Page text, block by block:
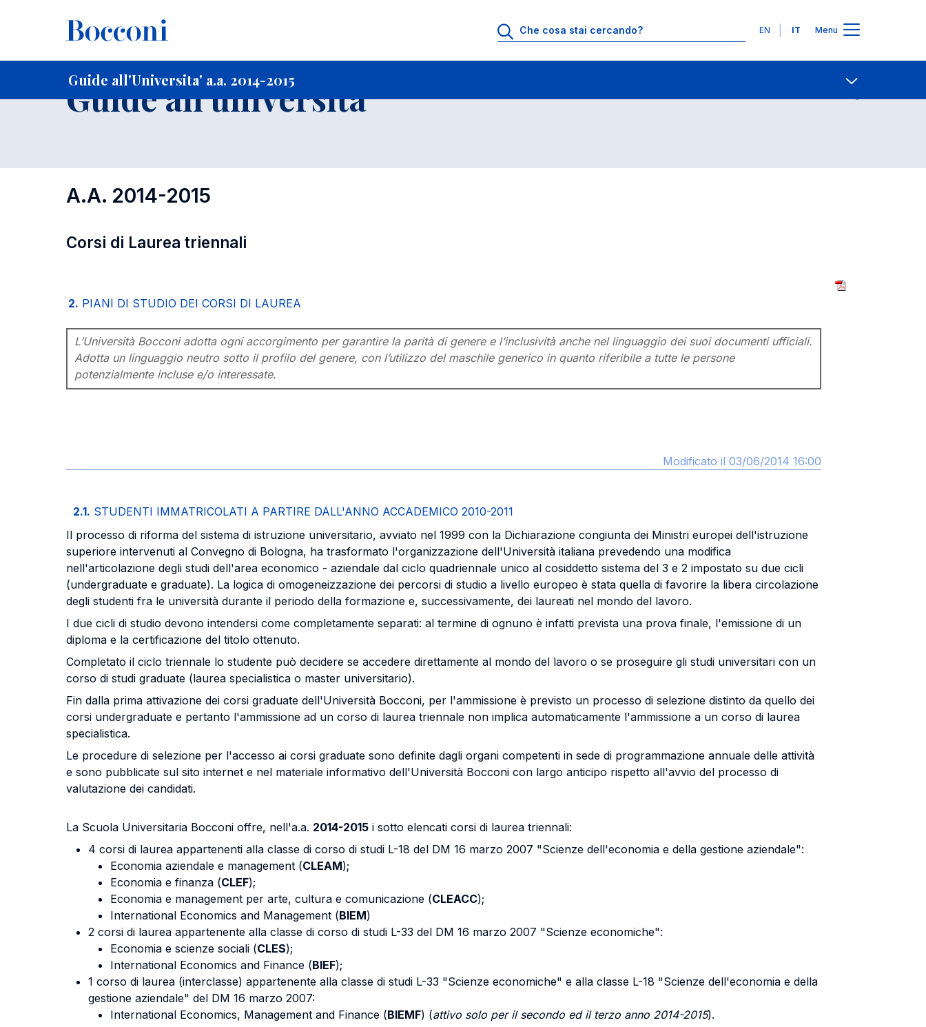
Lingue
EN IT Menu
Guide all'Universita' a.a. 2014-2015
Home Per studenti iscritti Corsi di Laurea triennali Contatti
Guide all'universita'
A.A. 2014-2015
Corsi di Laurea triennali
2. PIANI DI STUDIO DEI CORSI DI LAUREA
L’Università Bocconi adotta ogni accorgimento per garantire la parità di genere e l’inclusività anche nel linguaggio dei suoi documenti ufficiali.
Adotta un linguaggio neutro sotto il profilo del genere, con l’utilizzo del maschile generico in quanto riferibile a tutte le persone
potenzialmente incluse e/o interessate.
Modificato il 03/06/2014 16:00
2.1. STUDENTI IMMATRICOLATI A PARTIRE DALL'ANNO ACCADEMICO 2010-2011
Il processo di riforma del sistema di istruzione universitario, avviato nel 1999 con la Dichiarazione congiunta dei Ministri europei dell'istruzione
superiore intervenuti al Convegno di Bologna, ha trasformato l'organizzazione dell'Università italiana prevedendo una modifica
nell'articolazione degli studi dell'area economico - aziendale dal ciclo quadriennale unico al cosiddetto sistema del 3 e 2 impostato su due cicli
(undergraduate e graduate). La logica di omogeneizzazione dei percorsi di studio a livello europeo è stata quella di favorire la libera circolazione
degli studenti fra le università durante il periodo della formazione e, successivamente, dei laureati nel mondo del lavoro.
I due cicli di studio devono intendersi come completamente separati: al termine di ognuno è infatti prevista una prova finale, l'emissione di un
diploma e la certificazione del titolo ottenuto.
Completato il ciclo triennale lo studente può decidere se accedere direttamente al mondo del lavoro o se proseguire gli studi universitari con un
corso di studi graduate (laurea specialistica o master universitario).
Fin dalla prima attivazione dei corsi graduate dell'Università Bocconi, per l'ammissione è previsto un processo di selezione distinto da quello dei
corsi undergraduate e pertanto l'ammissione ad un corso di laurea triennale non implica automaticamente l'ammissione a un corso di laurea
specialistica.
Le procedure di selezione per l'accesso ai corsi graduate sono definite dagli organi competenti in sede di programmazione annuale delle attività
e sono pubblicate sul sito internet e nel materiale informativo dell'Università Bocconi con largo anticipo rispetto all'avvio del processo di
valutazione dei candidati.
La Scuola Universitaria Bocconi offre, nell'a.a. 2014-2015 i sotto elencati corsi di laurea triennali:
4 corsi di laurea appartenenti alla classe di corso di studi L-18 del DM 16 marzo 2007 "Scienze dell'economia e della gestione aziendale":
Economia aziendale e management (CLEAM);
Economia e finanza (CLEF);
Economia e management per arte, cultura e comunicazione (CLEACC);
International Economics and Management (BIEM)
2 corsi di laurea appartenente alla classe di corso di studi L-33 del DM 16 marzo 2007 "Scienze economiche":
Economia e scienze sociali (CLES);
International Economics and Finance (BIEF);
1 corso di laurea (interclasse) appartenente alla classe di studi L-33 "Scienze economiche" e alla classe L-18 "Scienze dell'economia e della
gestione aziendale" del DM 16 marzo 2007:
International Economics, Management and Finance (BIEMF) (attivo solo per il secondo ed il terzo anno 2014-2015).